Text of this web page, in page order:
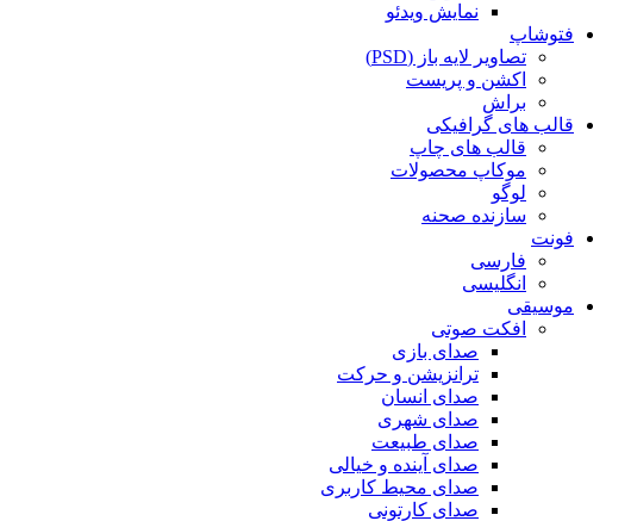
نمایش ویدئو
فتوشاپ
تصاویر لایه باز (PSD)
اکشن و پریست
براش
قالب های گرافیکی
قالب های چاپ
موکاپ محصولات
لوگو
سازنده صحنه
فونت
فارسی
انگلیسی
موسیقی
افکت صوتی
صدای بازی
ترانزیشن و حرکت
صدای انسان
صدای شهری
صدای طبیعت
صدای آینده و خیالی
صدای محیط کاربری
صدای کارتونی